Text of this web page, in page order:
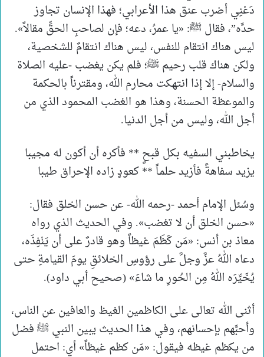
دَعْنِي أضرب عنق هذا الأعرابي؛ فهذا الإنسان تجاوز
حدَّه”، فقال ﷺ: «يا عمرُ، دعه؛ فإن لصاحبِ الحقِّ مقالاً».
ليس هناك انتقام للنفس، ليس هناك انتقامٌ للشخصية،
ولكن هناك قلب رحيم ﷺ؛ فلم يكن يغضب -عليه الصلاة
والسلام- إلا إذا انتهكت محارم الله، ومقترناً بالحكمة
والموعظة الحسنة، وهذا هو الغضب المحمود الذي من
أجل الله، وليس من أجل الدنيا.
يخاطبني السفيه بكل قبحٍ ** فأكره أن أكون له مجيبا
يزيد سفاهةً فأزيد حلمـاً ** كعودٍ زاده الإحراق طيبا
وسُئل الإمام أحمد -رحمه الله- عن حسن الخلق فقال:
«حسن الخلق أن لا تغضب». وفي الحديث الذي رواه
معاذ بن أنس: «مَن كَظَمَ غيظاً وهو قادرٌ على أن يَنْفِذَه،
دعاه اللهُ عزَّ وجلَّ على رؤوسِ الخلائقِ يومَ القيامةِ حتى
يُخَيِّرَه اللهُ مِن الحُورِ ما شاءَ» (صحيح أبي داود).
أثنى الله تعالى على الكاظمين الغيظ والعافين عن الناس،
وأحبَّهم بإحسانهم، وفي هذا الحديث يبين النبي ﷺ فضل
من يكظم غيظه فيقول: «مَن كظم غيظاً» أي: احتمل